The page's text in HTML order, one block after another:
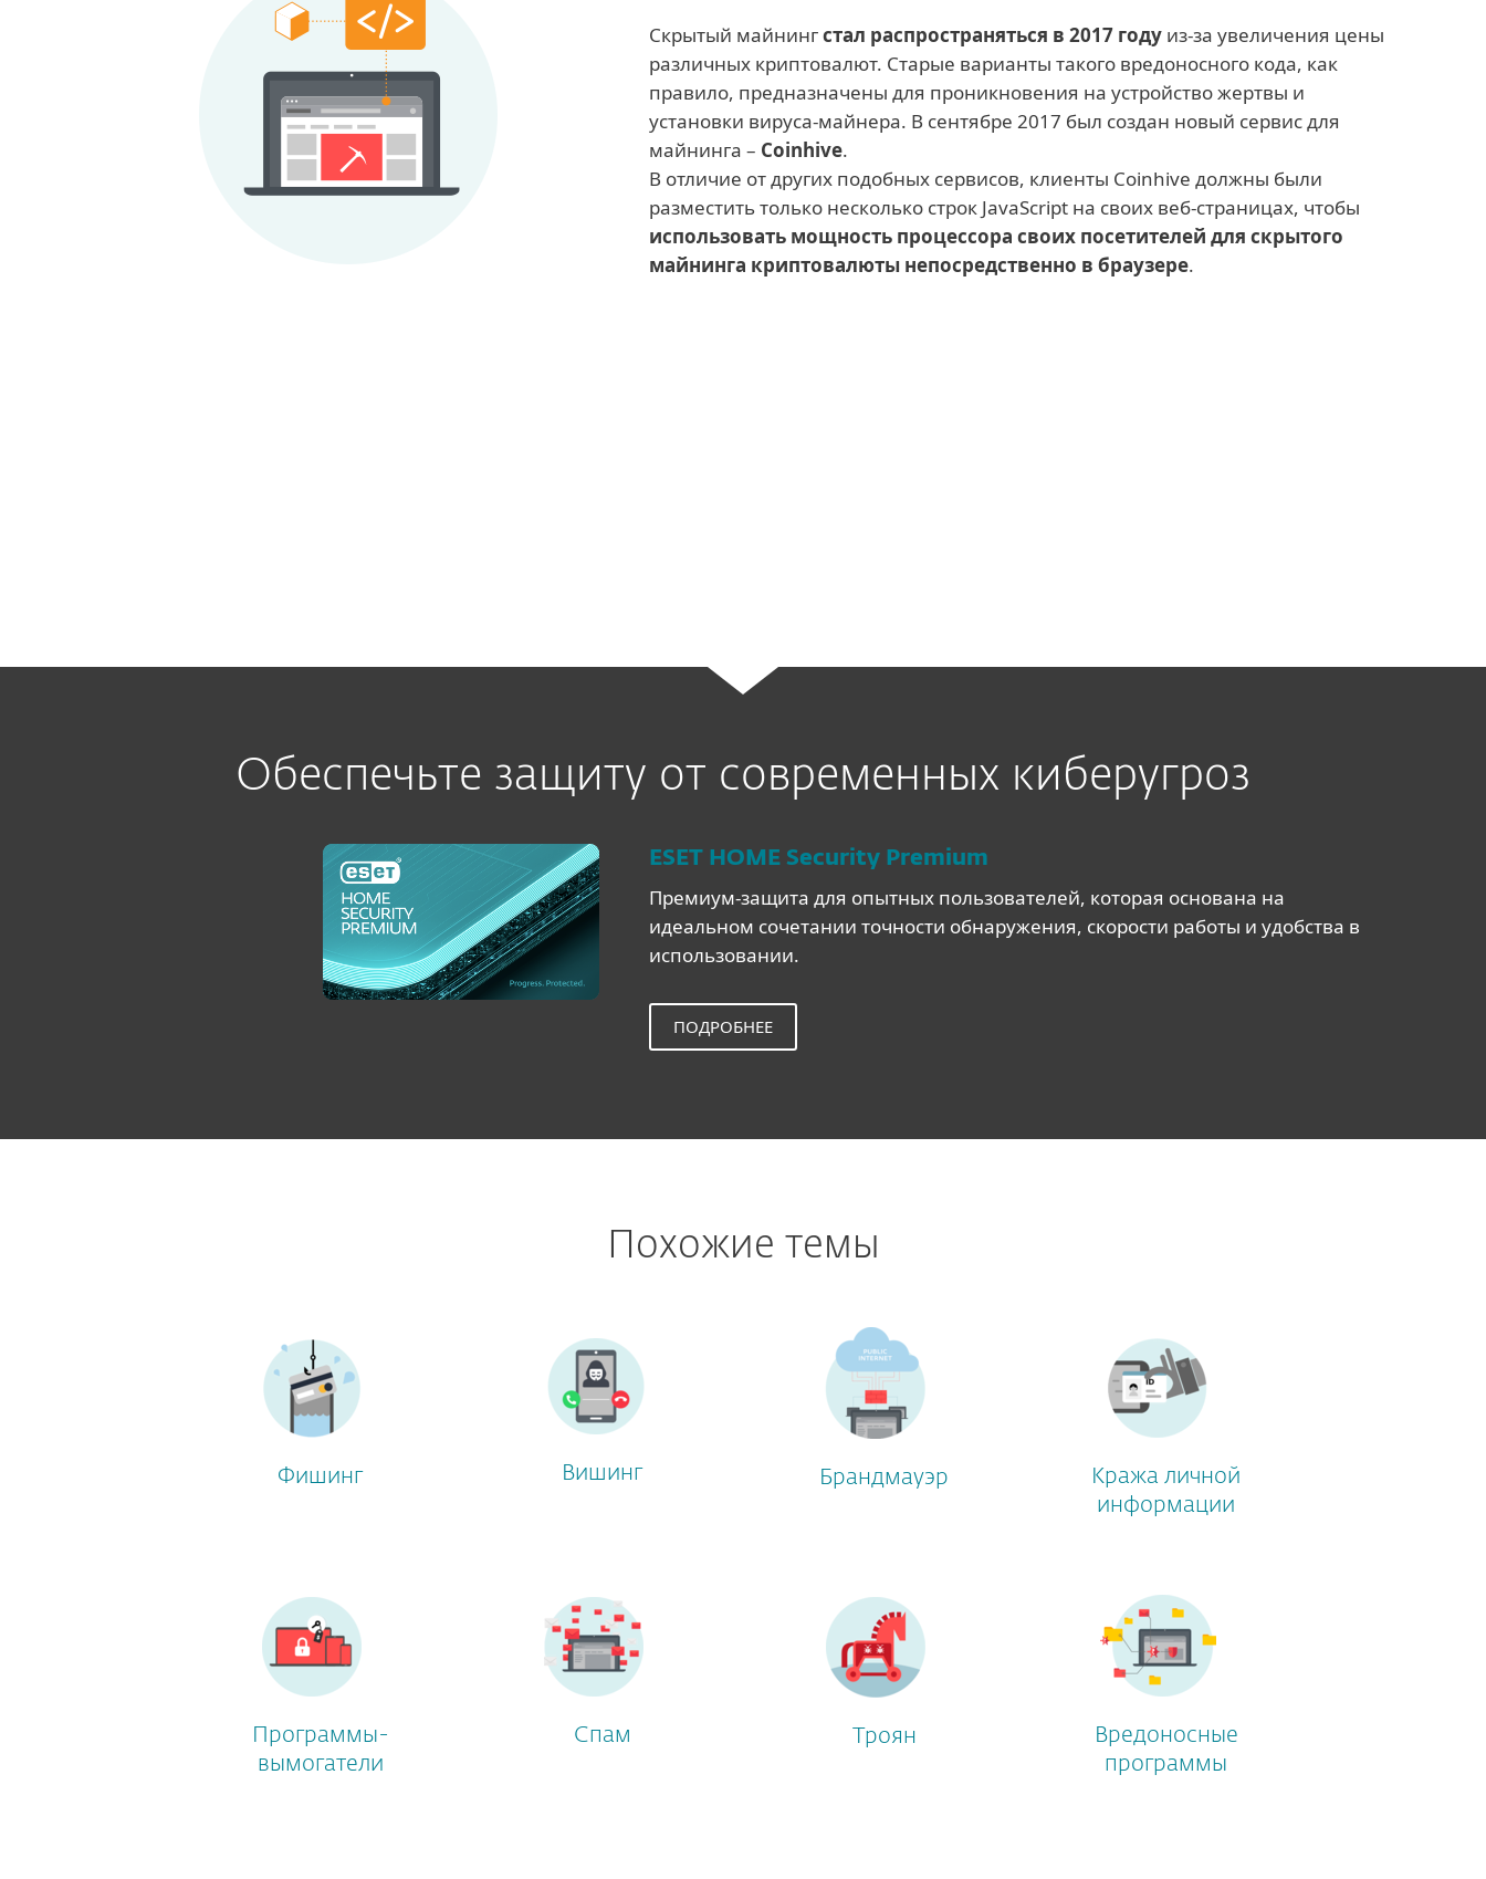
Скрытый майнингстал распространяться в 2017 году из-за увеличения цены
различных криптовалют. Старые варианты такого вредоносного кода, как
правило, предназначены для проникновения на устройство жертвы и
установки вируса-майнера. В сентябре 2017 был создан новый сервис для
майнинга – Coinhive.
В отличие от других подобных сервисов, клиенты Coinhive должны были
разместить только несколько строк JavaScript на своих веб-страницах, чтобы
использовать мощность процессора своих посетителей для скрытого
майнинга криптовалюты непосредственно в браузере.
Обеспечьте защиту от современных киберугроз
ESET HOME Security Premium
Премиум-защита для опытных пользователей, которая основана на
идеальном сочетании точности обнаружения, скорости работы и удобства в
использовании.
ПОДРОБНЕЕ
Похожие темы
Фишинг Вишинг Брандмауэр
Кража личной
информации
Программы-
вымогатели
Спам Троян
Вредоносные
программы